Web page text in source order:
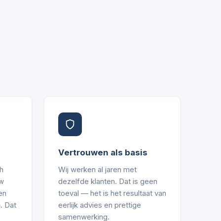
Dat
Vertrouwen als basis
Wij werken al jaren met
dezelfde klanten. Dat is geen
toeval — het is het resultaat van
eerlijk advies en prettige
samenwerking.